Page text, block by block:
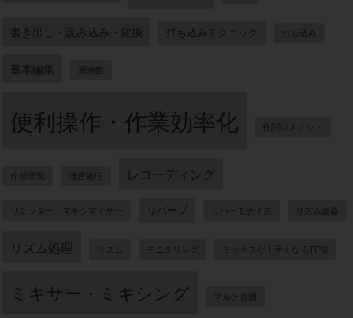
書き出し・読み込み・変換 打ち込みテクニック 打ち込み
基本編集 周波数
便利操作・作業効率化 作詞のメソッド
作業環境 低音処理 レコーディング
リミッター・マキシマイザー リバーブ リハーモナイズ リズム楽器
リズム処理 リズム モニタリング ミックスが上手くなるTIPS
ミキサー・ミキシング マルチ音源